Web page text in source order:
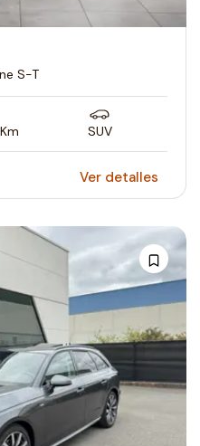
S-T
Km SUV
Ver detalles